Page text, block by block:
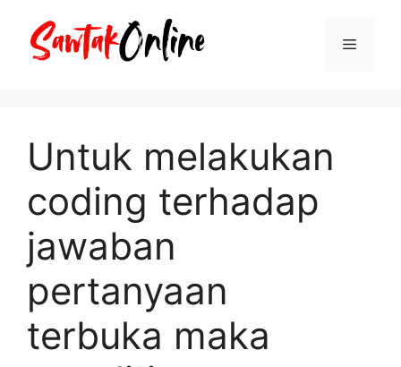
Menu
Untuk melakukan
coding terhadap
jawaban
pertanyaan
terbuka maka